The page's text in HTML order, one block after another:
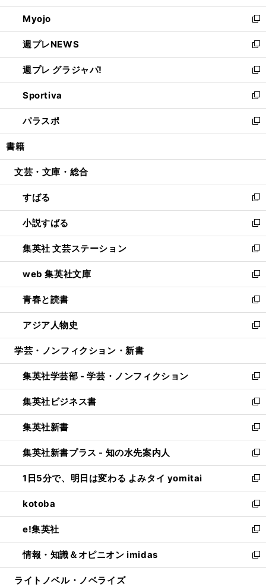
開
く
ウ
で
開
く
ン
ド
ウ
で
開
く
ウ
ィ
ン
ド
ウ
で
開
く
Myojo
新
し
い
ウ
ィ
ン
ド
ウ
で
開
週プレNEWS
新
し
い
ウ
ィ
ン
ド
ウ
開
週プレ グラジャパ!
新
し
い
ウ
ィ
ン
ウ
開
く
Sportiva
新
し
い
ウ
ン
ウ
で
開
く
パラスポ
新
し
ウ
ン
ド
ウ
で
開
く
書籍
文芸・文庫・総合
すばる
新
し
い
ウ
ィ
ン
ド
ウ
で
開
く
小説すばる
新
し
い
ウ
ィ
ン
ド
ウ
で
開
集英社 文芸ステーション
新
し
い
ウ
ィ
ン
ド
ウ
開
く
web 集英社文庫
新
し
い
ウ
ィ
ン
ウ
で
開
く
青春と読書
新
し
い
ウ
ン
ド
ウ
で
開
く
アジア人物史
新
し
ウ
ィ
ン
ド
ウ
で
開
く
学芸・ノンフィクション・新書
集英社学芸部 - 学芸・ノンフィクション
新
し
い
ウ
ィ
ン
ド
ウ
で
開
く
集英社ビジネス書
新
し
い
ウ
ィ
ン
ド
ウ
で
開
く
集英社新書
新
し
い
ウ
ィ
ン
ド
ウ
で
開
く
集英社新書プラス - 知の水先案内人
新
し
い
ウ
ィ
ン
ド
ウ
で
開
1日5分で、明日は変わる よみタイ yomitai
新
し
い
ウ
ィ
ン
ド
ウ
kotoba
新
し
い
ウ
ィ
ン
e!集英社
新
し
い
ウ
情報・知識＆オピニオン imidas
新
し
ライトノベル・ノベライズ